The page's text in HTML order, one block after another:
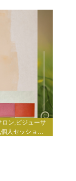
ロン,ビジューサ
人セッション,